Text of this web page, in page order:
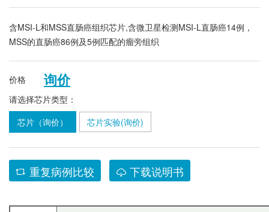
含MSI-L和MSS直肠癌组织芯片,含微卫星检测MSI-L直肠癌14例，
MSS的直肠癌86例及5例匹配的瘤旁组织
价格 询价
请选择芯片类型：
芯片（询价）
芯片实验(询价)
重复病例比较 下载说明书